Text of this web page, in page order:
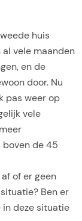
huis
vele maanden
en de
door. Nu
pas weer op
vele
de 45
of er geen
Ben er
deze situatie